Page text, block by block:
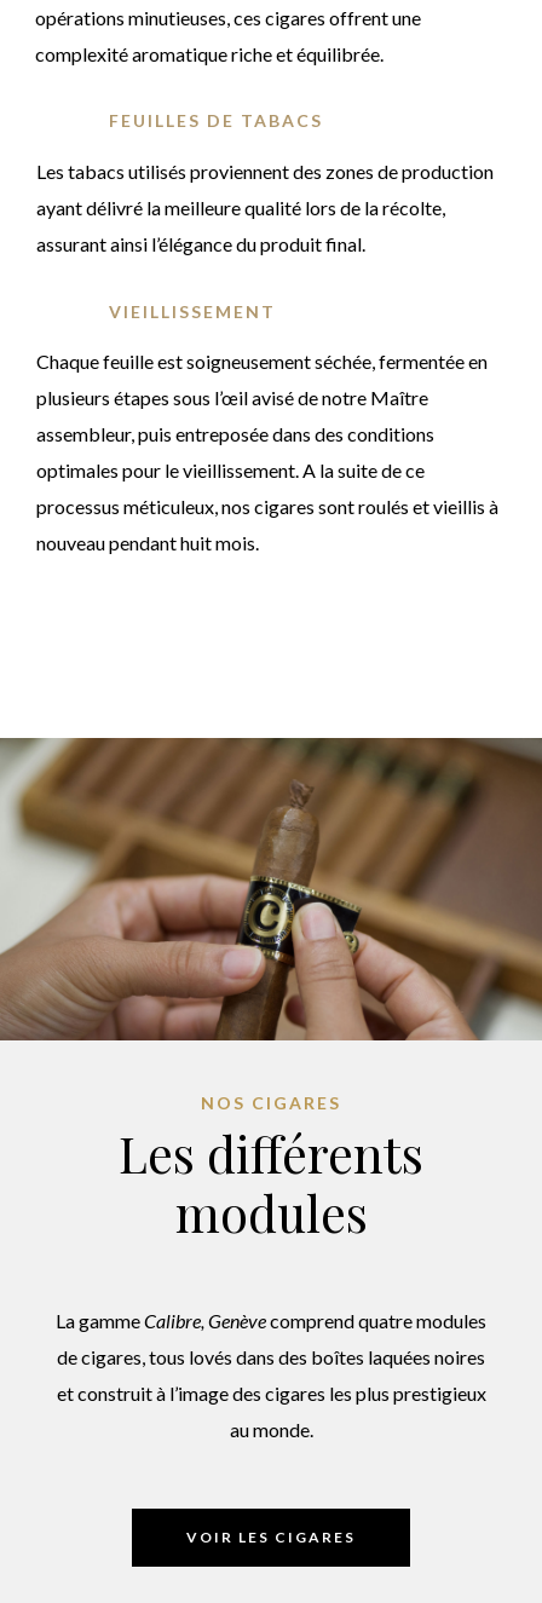
opérations minutieuses, ces cigares offrent une
complexité aromatique riche et équilibrée.
FEUILLES DE TABACS
Les tabacs utilisés proviennent des zones de production
ayant délivré la meilleure qualité lors de la récolte,
assurant ainsi l’élégance du produit final.
VIEILLISSEMENT
Chaque feuille est soigneusement séchée, fermentée en
plusieurs étapes sous l’œil avisé de notre Maître
assembleur, puis entreposée dans des conditions
optimales pour le vieillissement. A la suite de ce
processus méticuleux, nos cigares sont roulés et vieillis à
nouveau pendant huit mois.
NOS CIGARES
Les différents
modules
La gammeCalibre, Genèvecomprend quatre modules
de cigares , tous lovés dans des boîtes laquées noires
et construit à l’image des cigares les plus prestigieux
au monde.
VOIR LES CIGARES